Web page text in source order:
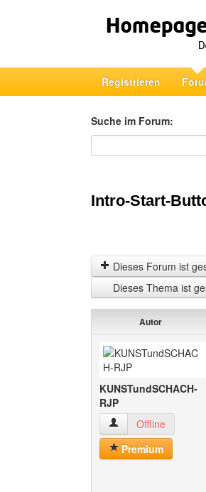
Registrieren
Suche im Forum:
Suche im Forum
Intro-Start-
Dieses Forum ist
Dieses Thema ist
Autor
KUNSTundSCHACH-
RJP
Offline
Premium